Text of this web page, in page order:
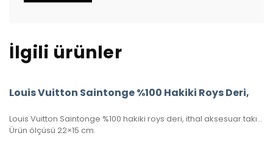
İlgili ürünler
Louis Vuitton Saintonge %100 Hakiki Roys Deri,
Louis Vuitton Saintonge %100 hakiki roys deri, ithal aksesuar takımı, ithal kumaş, simetrik kesim, seri numaralı, kutulu, toz torbalı ve sertifikalı olarak gönderilecektir.
Ürün ölçüsü 22×15 cm.